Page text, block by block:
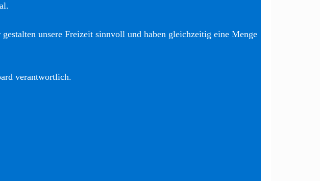
unsere Freizeit sinnvoll und haben gleichzeitig eine Menge
verantwortlich.